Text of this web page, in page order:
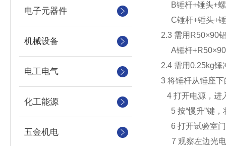
电子元器件
机械设备
电工电气
化工能源
五金机电
B锤杆+锤头+螺
C锤杆+锤头+
2.3 需用R50×90
A锤杆+R50×90
2.4 需用0.25kg锤
3 将锤杆从锤座
4 打开电源，进
5 按“慢升”键，
6 打开试验室门
7 观察左边光电